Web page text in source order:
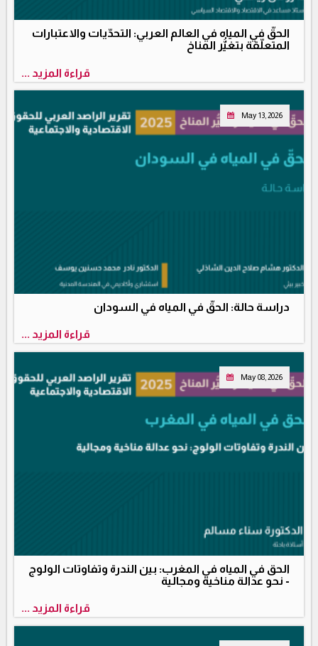
الحقّ في المياه في العالم العربي: التحدّيات والاعتبارات
المتعلّقة بتغيُّر المناخ
قراءة المزيد ...
May 13, 2026
دراسة حالة: الحقّ في المياه في السودان
قراءة المزيد ...
May 08, 2026
الحق في المياه في المغرب: بين الندرة وتفاوتات الولوج
- نحو عدالة مناخية ومجالية
قراءة المزيد ...